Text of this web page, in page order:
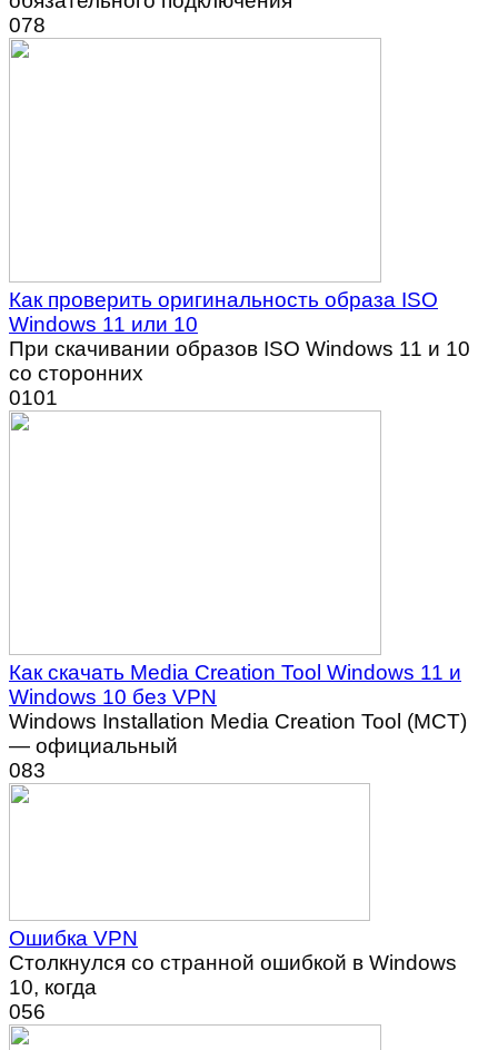
078
Как проверить оригинальность образа ISO
Windows 11 или 10
При скачивании образов ISO Windows 11 и 10
со сторонних
0101
Как скачать Media Creation Tool Windows 11 и
Windows 10 без VPN
Windows Installation Media Creation Tool (MCT)
— официальный
083
Ошибка VPN
Столкнулся со странной ошибкой в Windows
10, когда
056